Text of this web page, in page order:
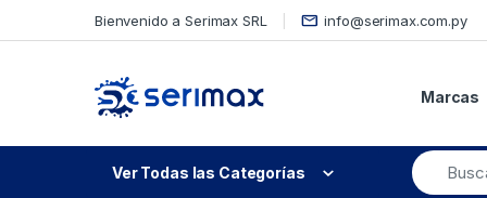
Bienvenido a Serimax SRL info@serimax.com.py
Marcas
Ver Todas las Categorías